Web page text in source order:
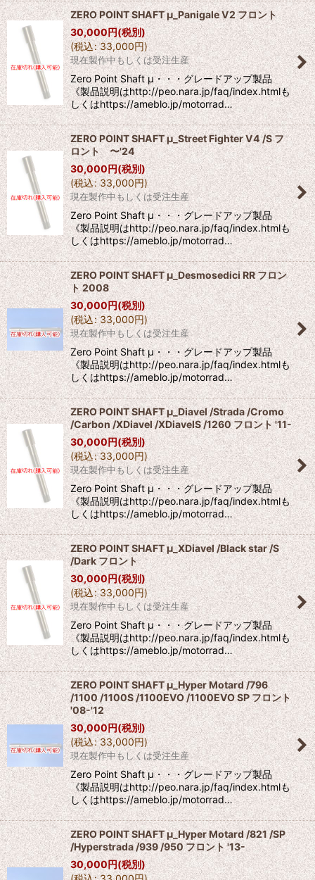
ZERO POINT SHAFT μ_Panigale V2 フロント
30,000円(税別)
(税込: 33,000円)
現在製作中もしくは受注生産
Zero Point Shaft μ・・・グレードアップ製品
《製品説明はhttp://peo.nara.jp/faq/index.htmlも
しくはhttps://ameblo.jp/motorrad…
ZERO POINT SHAFT μ_Street Fighter V4 /S フ
ロント 〜'24
30,000円(税別)
(税込: 33,000円)
現在製作中もしくは受注生産
Zero Point Shaft μ・・・グレードアップ製品
《製品説明はhttp://peo.nara.jp/faq/index.htmlも
しくはhttps://ameblo.jp/motorrad…
ZERO POINT SHAFT μ_Desmosedici RR フロン
ト 2008
30,000円(税別)
(税込: 33,000円)
現在製作中もしくは受注生産
Zero Point Shaft μ・・・グレードアップ製品
《製品説明はhttp://peo.nara.jp/faq/index.htmlも
しくはhttps://ameblo.jp/motorrad…
ZERO POINT SHAFT μ_Diavel /Strada /Cromo
/Carbon /XDiavel /XDiavelS /1260 フロント '11-
30,000円(税別)
(税込: 33,000円)
現在製作中もしくは受注生産
Zero Point Shaft μ・・・グレードアップ製品
《製品説明はhttp://peo.nara.jp/faq/index.htmlも
しくはhttps://ameblo.jp/motorrad…
ZERO POINT SHAFT μ_XDiavel /Black star /S
/Dark フロント
30,000円(税別)
(税込: 33,000円)
現在製作中もしくは受注生産
Zero Point Shaft μ・・・グレードアップ製品
《製品説明はhttp://peo.nara.jp/faq/index.htmlも
しくはhttps://ameblo.jp/motorrad…
ZERO POINT SHAFT μ_Hyper Motard /796
/1100 /1100S /1100EVO /1100EVO SP フロント
'08-'12
30,000円(税別)
(税込: 33,000円)
現在製作中もしくは受注生産
Zero Point Shaft μ・・・グレードアップ製品
《製品説明はhttp://peo.nara.jp/faq/index.htmlも
しくはhttps://ameblo.jp/motorrad…
ZERO POINT SHAFT μ_Hyper Motard /821 /SP
/Hyperstrada /939 /950 フロント '13-
30,000円(税別)